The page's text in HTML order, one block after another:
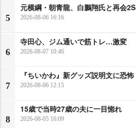
5
元横綱・朝青龍、白鵬翔氏と再会2S
2026-08-06 16:16
6
寺田心、ジム通いで筋トレ…激変
2026-08-07 10:46
7
『ちいかわ』新グッズ説明文に恐怖
2026-08-06 12:15
8
15歳で当時27歳の夫に一目惚れ
2026-08-05 16:09